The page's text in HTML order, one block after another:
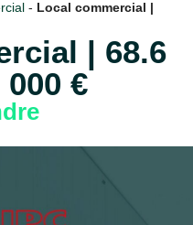
- Local commercial |
| 68.6
000 €